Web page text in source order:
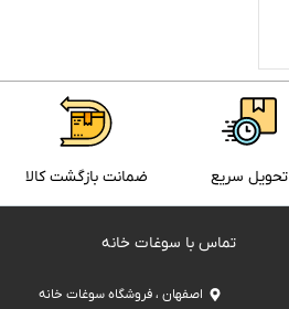
تحویل سریع ضمانت بازگشت کالا
تماس با سوغات خانه
اصفهان ، فروشگاه سوغات خانه